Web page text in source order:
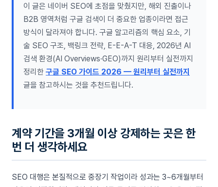
이 글은 네이버 SEO에 초점을 맞췄지만, 해외 진출이나
B2B 영역처럼 구글 검색이 더 중요한 업종이라면 접근
방식이 달라져야 합니다. 구글 알고리즘의 핵심 요소, 기
술 SEO 구조, 백링크 전략, E-E-A-T 대응, 2026년 AI
검색 환경(AI Overviews·GEO)까지 원리부터 실전까지
정리한 구글 SEO 가이드 2026 — 원리부터 실전까지
글을 참고하시는 것을 추천드립니다.
계약 기간을 3개월 이상 강제하는 곳은 한
번 더 생각하세요
SEO 대행은 본질적으로 중장기 작업이라 성과는 3~6개월부터